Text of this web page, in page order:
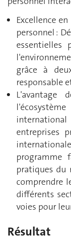
Excellence
personnel :
essentielles
grâce à
responsable
L'avantage
entreprises
programme
pratiques du
comprendre
différents
voies pour
Résultat